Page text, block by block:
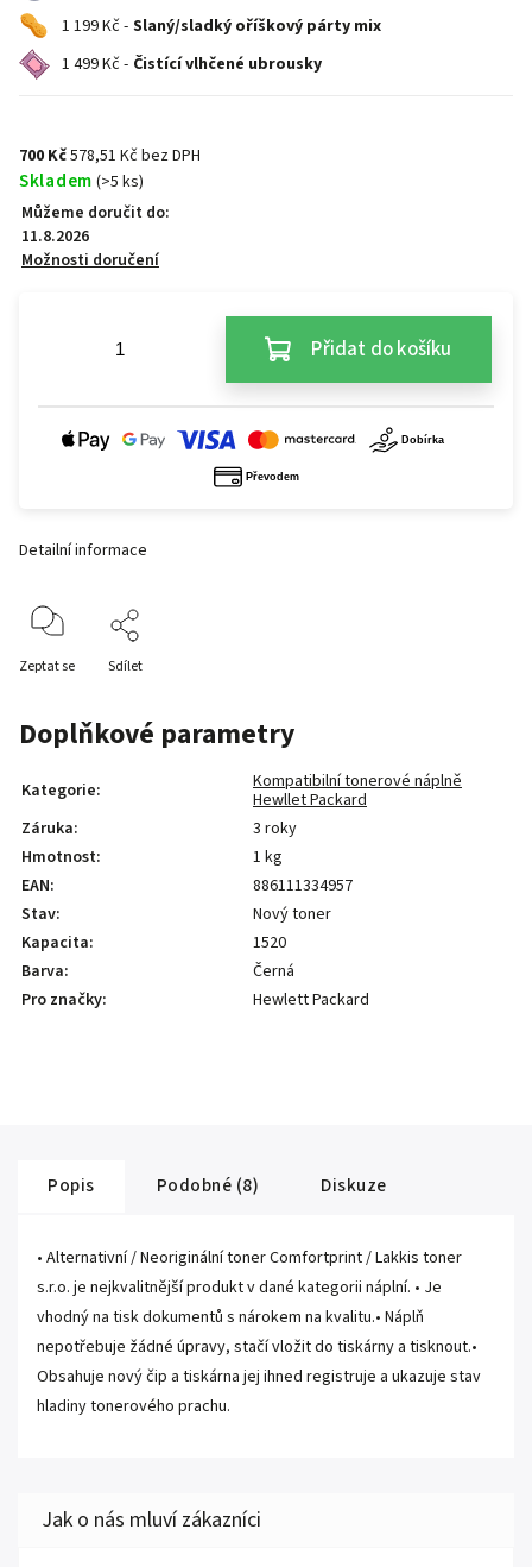
1 199 Kč - Slaný/sladký oříškový párty mix
1 499 Kč - Čistící vlhčené ubrousky
700 Kč578,51 Kč bez DPH
Skladem (>5 ks)
Můžeme doručit do:
11.8.2026
Možnosti doručení
Přidat do košíku
Detailní informace
Zeptat se Sdílet
Doplňkové parametry
Kategorie:
Kompatibilní tonerové náplně
Hewllet Packard
Záruka:
3 roky
Hmotnost:
1 kg
EAN:
886111334957
Stav:
Nový toner
Kapacita:
1520
Barva:
Černá
Pro značky: Hewlett Packard
Popis Podobné (8) Diskuze
• Alternativní / Neoriginální toner Comfortprint / Lakkis toner
s.r.o. je nejkvalitnější produkt v dané kategorii náplní. • Je
vhodný na tisk dokumentů s nárokem na kvalitu.• Náplň
nepotřebuje žádné úpravy, stačí vložit do tiskárny a tisknout.•
Obsahuje nový čip a tiskárna jej ihned registruje a ukazuje stav
hladiny tonerového prachu.